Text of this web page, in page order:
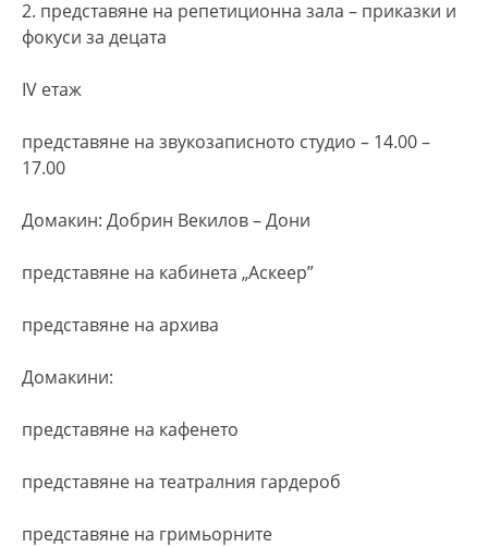
2. представяне на репетиционна зала – приказки и
фокуси за децата
ІV етаж
представяне на звукозаписното студио – 14.00 –
17.00
Домакин: Добрин Векилов – Дони
представяне на кабинета „Аскеер”
представяне на архива
Домакини:
представяне на кафенето
представяне на театралния гардероб
представяне на гримьорните